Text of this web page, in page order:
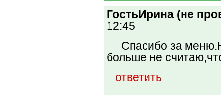
ГостьИрина (не
12:45
Спасибо за
больше не
ответить